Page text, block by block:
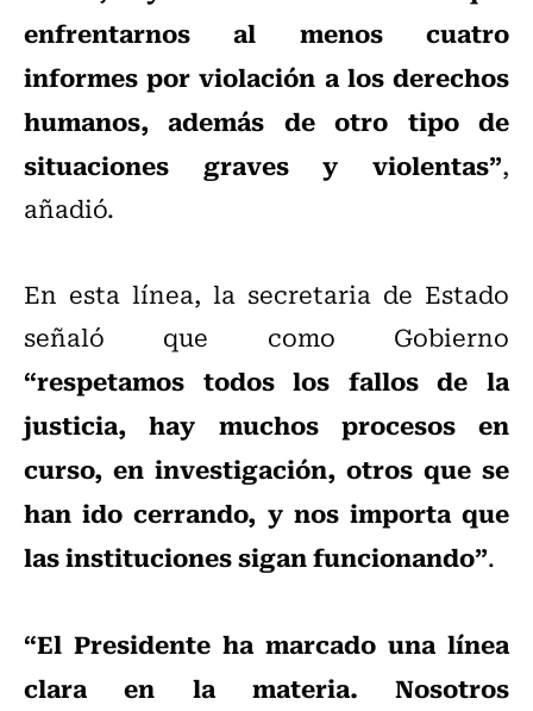
enfrentarnos al menos cuatro
informes por violación a los derechos
humanos, además de otro tipo de
situaciones graves y violentas”,
añadió.
En esta línea, la secretaria de Estado
señaló que como Gobierno
“respetamos todos los fallos de la
justicia, hay muchos procesos en
curso, en investigación, otros que se
han ido cerrando, y nos importa que
las instituciones sigan funcionando”.
“El Presidente ha marcado una línea
clara en la materia. Nosotros